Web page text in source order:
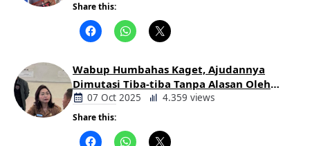
Share this:
Wabup Humbahas Kaget, Ajudannya
Dimutasi Tiba-tiba Tanpa Alasan Oleh
Bupati
07 Oct 2025 4.359 views
Share this: